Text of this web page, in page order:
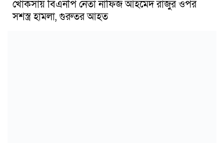
খোকসায় বিএনপি নেতা নাফিজ আহমেদ রাজুর ওপর
সশস্ত্র হামলা, গুরুতর আহত